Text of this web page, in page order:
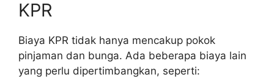
KPR
Biaya KPR tidak hanya mencakup pokok
pinjaman dan bunga. Ada beberapa biaya lain
yang perlu dipertimbangkan, seperti: